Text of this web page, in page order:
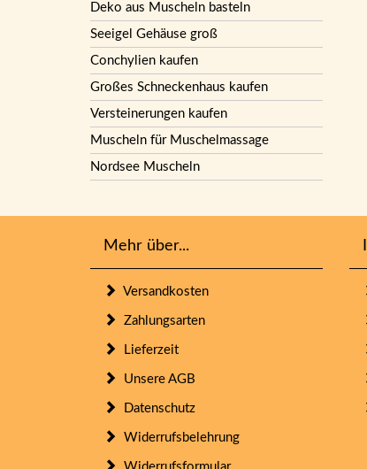
Deko aus Muscheln basteln
Seeigel Gehäuse groß
Conchylien kaufen
Großes Schneckenhaus kaufen
Versteinerungen kaufen
Muscheln für Muschelmassage
Nordsee Muscheln
Mehr über...
Versandkosten
Zahlungsarten
Lieferzeit
Unsere AGB
Datenschutz
Widerrufsbelehrung